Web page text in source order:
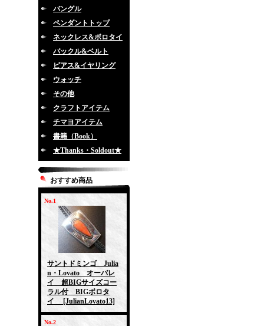
バングル
ペンダントトップ
ネックレス&ボロタイ
バックル&ベルト
ピアス&イヤリング
ウォッチ
その他
クラフトアイテム
チマヨアイテム
書籍（Book）
★Thanks・Soldout★
おすすめ商品
No.1
サントドミンゴ Julia
n・Lovato オーバレ
イ 超BIGサイズコー
ラル付 BIGボロタ
イ
[JulianLovato13]
No.2